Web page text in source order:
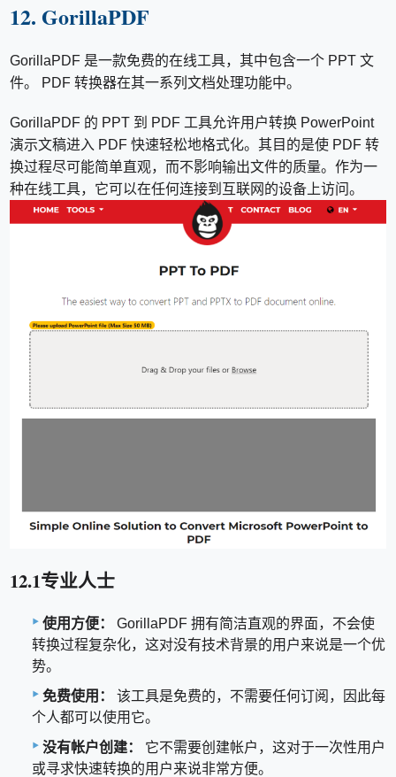
12. GorillaPDF
GorillaPDF 是一款免费的在线工具，其中包含一个 PPT 文
件。 PDF 转换器在其一系列文档处理功能中。
GorillaPDF 的 PPT 到 PDF 工具允许用户转换 PowerPoint
演示文稿进入 PDF 快速轻松地格式化。其目的是使 PDF 转
换过程尽可能简单直观，而不影响输出文件的质量。作为一
种在线工具，它可以在任何连接到互联网的设备上访问。
12.1专业人士
使用方便：
GorillaPDF 拥有简洁直观的界面，不会使
转换过程复杂化，这对没有技术背景的用户来说是一个优
势。
免费使用：
该工具是免费的，不需要任何订阅，因此每
个人都可以使用它。
没有帐户创建：
它不需要创建帐户，这对于一次性用户
或寻求快速转换的用户来说非常方便。